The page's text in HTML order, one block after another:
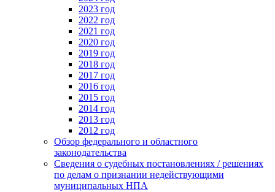
2023 год
2022 год
2021 год
2020 год
2019 год
2018 год
2017 год
2016 год
2015 год
2014 год
2013 год
2012 год
Обзор федерального и областного
законодательства
Сведения о судебных постановлениях / решениях
по делам о признании недействующими
муниципальных НПА